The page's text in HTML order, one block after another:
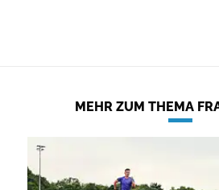
MEHR ZUM THEMA